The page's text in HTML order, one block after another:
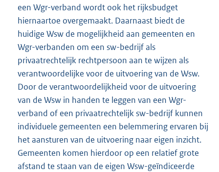
een Wgr-verband wordt ook het rijksbudget
hiernaartoe overgemaakt. Daarnaast biedt de
huidige Wsw de mogelijkheid aan gemeenten en
Wgr-verbanden om een sw-bedrijf als
privaatrechtelijk rechtpersoon aan te wijzen als
verantwoordelijke voor de uitvoering van de Wsw.
Door de verantwoordelijkheid voor de uitvoering
van de Wsw in handen te leggen van een Wgr-
verband of een privaatrechtelijk sw-bedrijf kunnen
individuele gemeenten een belemmering ervaren bij
het aansturen van de uitvoering naar eigen inzicht.
Gemeenten komen hierdoor op een relatief grote
afstand te staan van de eigen Wsw-geïndiceerde